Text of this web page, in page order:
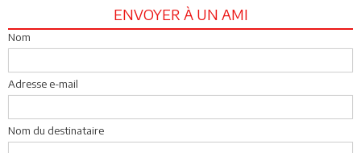
ENVOYER À UN AMI
Nom
Adresse e-mail
Nom du destinataire